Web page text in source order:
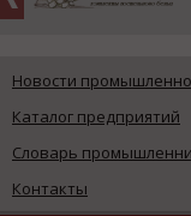
Новости
Каталог предприятий
Словарь
Контакты